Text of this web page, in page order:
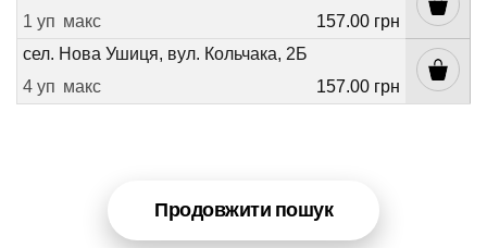
1 уп макс
157.00 грн
сел. Нова Ушиця, вул. Кольчака, 2Б
4 уп макс 157.00 грн
Продовжити пошук